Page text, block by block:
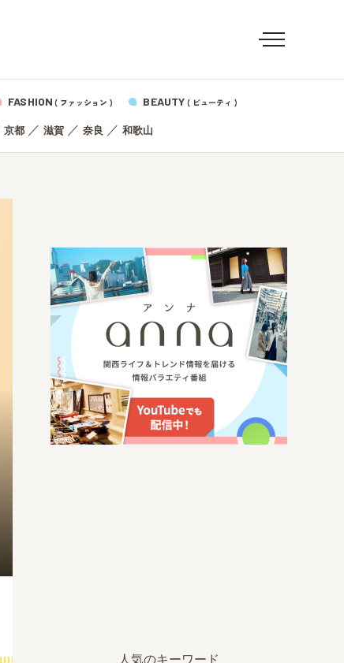
FASHION ( ファッション ) BEAUTY ( ビューティ )
京都／ 滋賀／ 奈良 ／ 和歌山
人気のキーワード